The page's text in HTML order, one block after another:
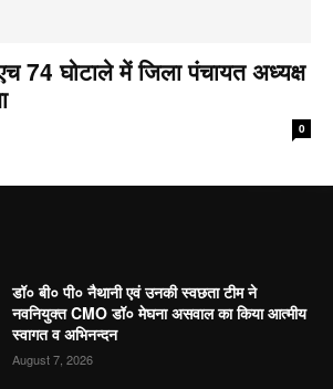
74 घोटाले में जिला पंचायत अध्यक्ष
0
डॉ० बी० पी० नैथानी एवं उनकी स्वछता टीम ने
नवनियुक्त CMO डॉ० मेघना असवाल का किया आत्मीय
स्वागत व अभिनन्दन
August 7, 2026